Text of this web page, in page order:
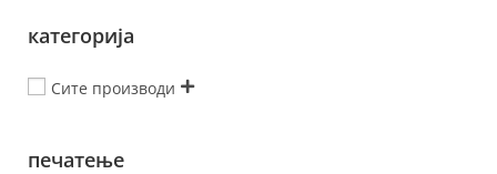
категорија
Сите производи
печатење